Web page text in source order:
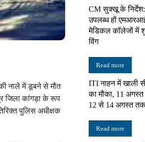
नाले में डूबने से मौत
जिला कांगड़ा के रूप
पुलिस अधीक्षक
CM सुक्खू के निर्देश:
उपलब्ध हों
मेडिकल कॉलेजों में
विंग
Read more
ITI नाहन में खाली
का मौका, 11
12 से 14 अगस्त तक
Read more